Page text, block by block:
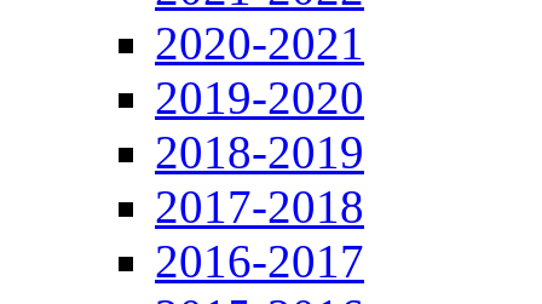
2020-2021
2019-2020
2018-2019
2017-2018
2016-2017